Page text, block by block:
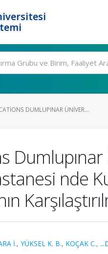
DUMLUPINAR ÜNIVER...
nde
İ., YÜKSEL K. B., KOÇAK C.,